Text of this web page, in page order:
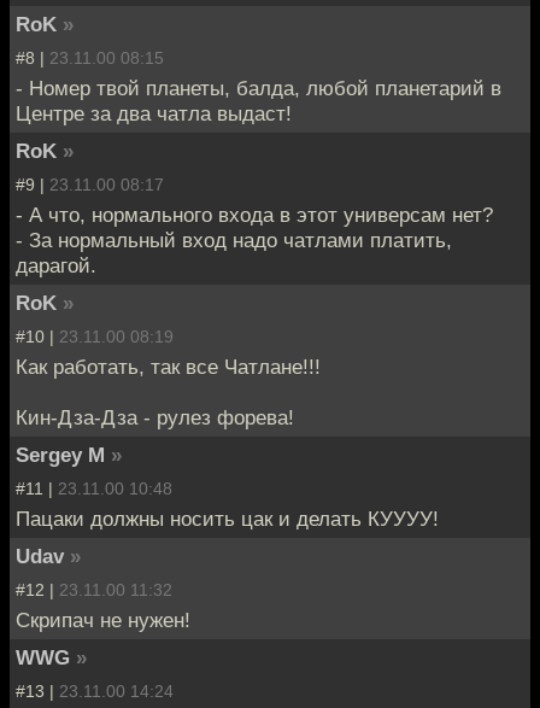
RoK »
#8 | 23.11.00 08:15
- Номер твой планеты, балда, любой планетарий в
Центре за два чатла выдаст!
RoK »
#9 | 23.11.00 08:17
- А что, нормального входа в этот универсам нет?
- За нормальный вход надо чатлами платить,
дарагой.
RoK »
#10 | 23.11.00 08:19
Как работать, так все Чатлане!!!
Кин-Дза-Дза - рулез форева!
Sergey M »
#11 | 23.11.00 10:48
Пацаки должны носить цак и делать КУУУУ!
Udav »
#12 | 23.11.00 11:32
Скрипач не нужен!
WWG »
#13 | 23.11.00 14:24